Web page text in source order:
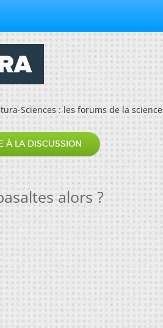
Sciences : les forums de la science
À LA DISCUSSION
alors ?